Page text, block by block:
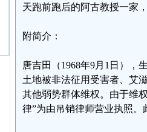
天跑前跑后的阿古教授一家
附简介：
唐吉田（1968年9月1日），
土地被非法征用受害者、艾
其他弱势群体维权。由于维
律”为由吊销律师营业执照